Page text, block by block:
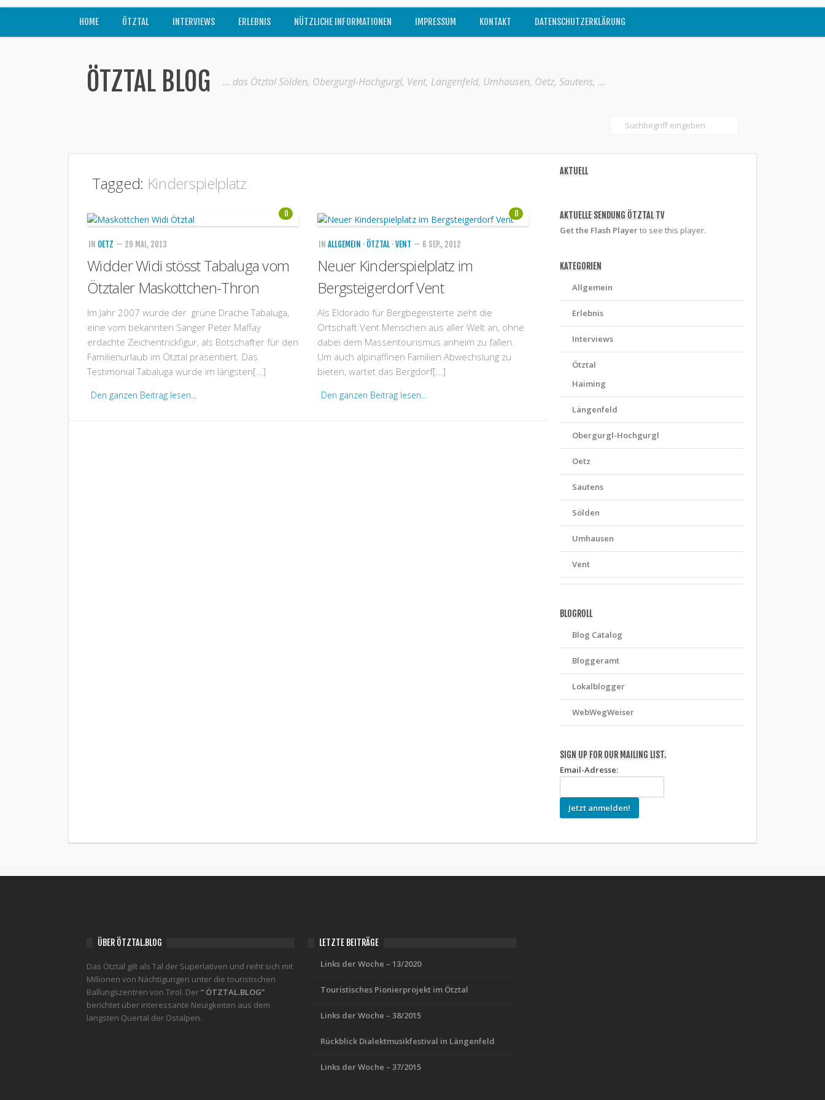
HOME ÖTZTAL INTERVIEWS ERLEBNIS NÜTZLICHE INFORMATIONEN IMPRESSUM KONTAKT DATENSCHUTZERKLÄRUNG
ÖTZTAL BLOG … das Ötztal Sölden, Obergurgl-Hochgurgl, Vent, Längenfeld, Umhausen, Oetz, Sautens, …
Tagged: Kinderspielplatz
0
IN OETZ — 29 MAI, 2013
Widder Widi stösst Tabaluga vom
Ötztaler Maskottchen-Thron
Im Jahr 2007 wurde der grüne Drache Tabaluga,
eine vom bekannten Sänger Peter Maffay
erdachte Zeichentrickfigur, als Botschafter für den
Familienurlaub im Ötztal präsentiert. Das
Testimonial Tabaluga wurde im längsten[…]
Den ganzen Beitrag lesen...
0
IN ALLGEMEIN · ÖTZTAL ·VENT — 6 SEP., 2012
Neuer Kinderspielplatz im
Bergsteigerdorf Vent
Als Eldorado für Bergbegeisterte zieht die
Ortschaft Vent Menschen aus aller Welt an, ohne
dabei dem Massentourismus anheim zu fallen.
Um auch alpinaffinen Familien Abwechslung zu
bieten, wartet das Bergdorf[…]
Den ganzen Beitrag lesen...
AKTUELL
AKTUELLE SENDUNG ÖTZTAL TV
Get the Flash Playerto see this player.
KATEGORIEN
Allgemein
Erlebnis
Interviews
Ötztal
Haiming
Längenfeld
Obergurgl-Hochgurgl
Oetz
Sautens
Sölden
Umhausen
Vent
BLOGROLL
Blog Catalog
Bloggeramt
Lokalblogger
WebWegWeiser
SIGN UP FOR OUR MAILING LIST.
Email-Adresse:
ÜBER ÖTZTAL.BLOG
Das Ötztal gilt als Tal der Superlativen und reiht sich mit
Millionen von Nächtigungen unter die touristischen
Ballungszentren von Tirol. Der“ ÖTZTAL.BLOG”
berichtet über interessante Neuigkeiten aus dem
längsten Quertal der Ostalpen.
LETZTE BEITRÄGE
Links der Woche – 13/2020
Touristisches Pionierprojekt im Ötztal
Links der Woche – 38/2015
Rückblick Dialektmusikfestival in Längenfeld
Links der Woche – 37/2015